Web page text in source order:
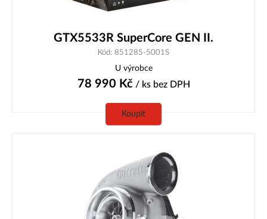
GTX5533R SuperCore GEN II.
Kód: 851285-5001S
U výrobce
78 990 Kč/ ks bez DPH
Koupit